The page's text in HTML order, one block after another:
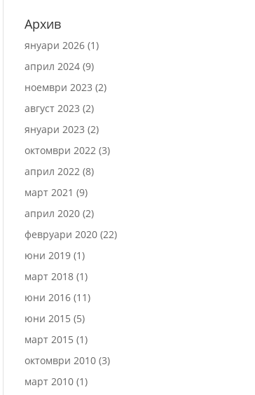
Архив
януари 2026 (1)
април 2024 (9)
ноември 2023 (2)
август 2023 (2)
януари 2023 (2)
октомври 2022 (3)
април 2022 (8)
март 2021 (9)
април 2020 (2)
февруари 2020 (22)
юни 2019 (1)
март 2018 (1)
юни 2016 (11)
юни 2015 (5)
март 2015 (1)
октомври 2010 (3)
март 2010 (1)